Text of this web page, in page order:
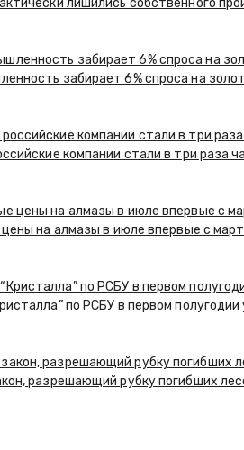
лишились собственного
забирает 6% спроса на
компании стали в три раза
на алмазы в июле впервые с
по РСБУ в первом полугодии
разрешающий рубку погибших